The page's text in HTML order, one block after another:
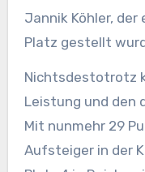
Jannik Köhler,
Platz gestellt
Nichtsdestotrotz
Leistung und den
Mit nunmehr 29
Aufsteiger in der